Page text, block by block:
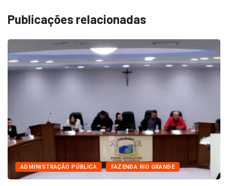
Publicações relacionadas
ADMINISTRAÇÃO PÚBLICA FAZENDA RIO GRANDE